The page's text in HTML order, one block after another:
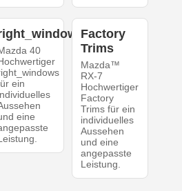
40
ein
eine
Factory
Trims
Mazda™
RX-7
Hochwertiger
Factory
Trims für ein
individuelles
Aussehen
und eine
angepasste
Leistung.